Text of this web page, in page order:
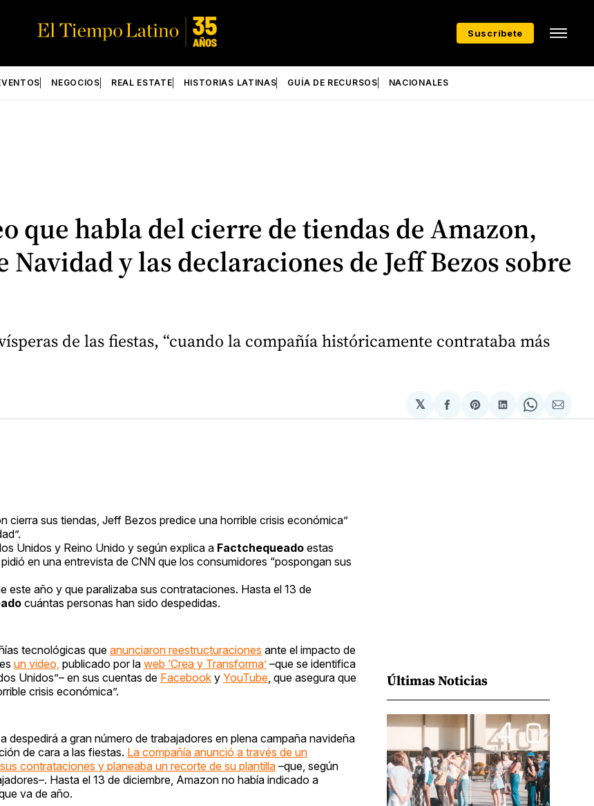
Suscríbete
NEGOCIOS REAL ESTATE HISTORIAS LATINAS GUÍA DE RECURSOS NACIONALES
que habla del cierre de tiendas de Amazon,
y las declaraciones de Jeff Bezos sobre
de las fiestas, “cuando la compañía históricamente contrataba más
𝕏
Compartir
en
Share
on
Compartir
en
Share
on
via
cierra sus tiendas, Jeff Bezos predice una horrible crisis económica”
Unidos y Reino Unido y según explica a Factchequeado estas
en una entrevista de CNN que los consumidores “pospongan sus
este año y que paralizaba sus contrataciones. Hasta el 13 de
cuántas personas han sido despedidas.
tecnológicas que anunciaron reestructuraciones ante el impacto de
un video, publicado por la web ‘Crea y Transforma’ –que se identifica
Unidos”– en sus cuentas de Facebook y YouTube , que asegura que
crisis económica”.
despedirá a gran número de trabajadores en plena campaña navideña
de cara a las fiestas. La compañía anunció a través de un
contrataciones y planeaba un recorte de su plantilla –que, según
Hasta el 13 de diciembre, Amazon no había indicado a
va de año.
Últimas Noticias